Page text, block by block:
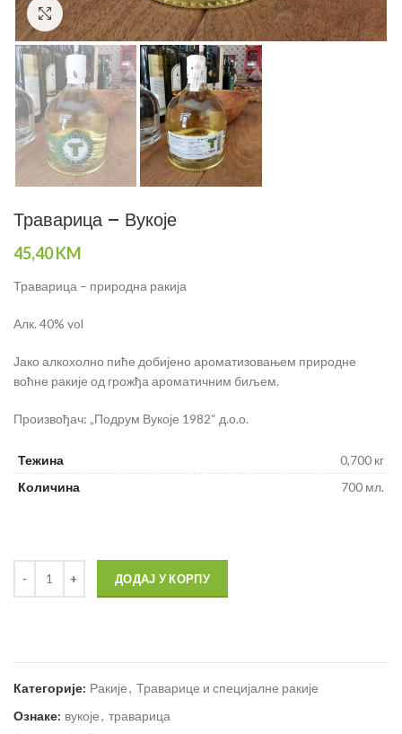
Click to enlarge
Траварица – Вукоје
45,40KM
Траварица – природна ракија
Алк. 40% vol
Јако алкохолно пиће добијено ароматизовањем природне
воћне ракије од грожђа ароматичним биљем.
Произвођач: „Подрум Вукоје 1982“ д.о.о.
Тежина
0,700 кг
Количина
700 мл.
ДОДАЈ У КОРПУ
Категорије: Ракије, Траварице и специјалне ракије
Ознаке: вукоје, траварица